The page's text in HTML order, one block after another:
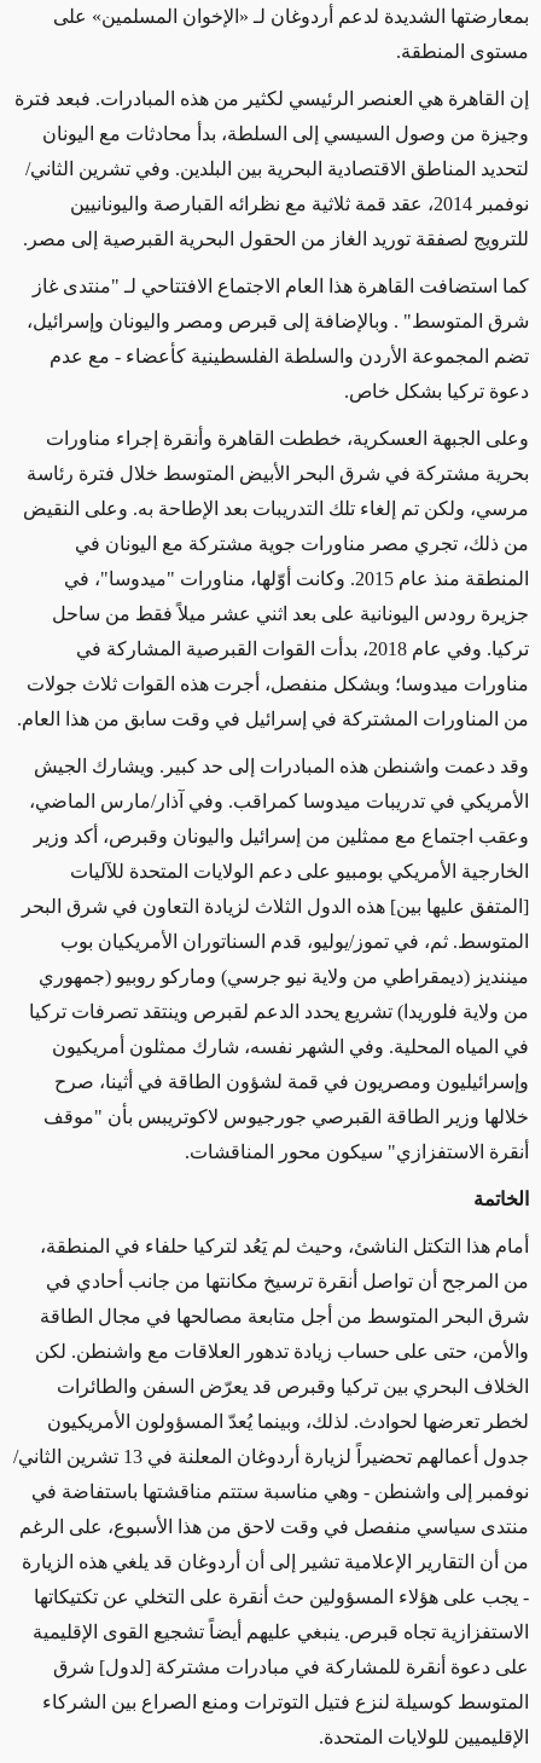
بمعارضتها الشديدة لدعم أردوغان لـ «الإخوان المسلمين» على
مستوى المنطقة.
إن القاهرة هي العنصر الرئيسي لكثير من هذه المبادرات. فبعد فترة
وجيزة من وصول السيسي إلى السلطة، بدأ محادثات مع اليونان
لتحديد المناطق الاقتصادية البحرية بين البلدين. وفي تشرين الثاني/
نوفمبر 2014، عقد قمة ثلاثية مع نظرائه القبارصة واليونانيين
للترويج لصفقة توريد الغاز من الحقول البحرية القبرصية إلى مصر.
كما استضافت القاهرة هذا العام الاجتماع الافتتاحي لـ "منتدى غاز
شرق المتوسط" ​​. وبالإضافة إلى قبرص ومصر واليونان وإسرائيل،
تضم المجموعة الأردن والسلطة الفلسطينية كأعضاء - مع عدم
دعوة تركيا بشكل خاص.
وعلى الجبهة العسكرية، خططت القاهرة وأنقرة إجراء مناورات
بحرية مشتركة في شرق البحر الأبيض المتوسط ​​خلال فترة رئاسة
مرسي، ولكن تم إلغاء تلك التدريبات بعد الإطاحة به. وعلى النقيض
من ذلك، تجري مصر مناورات جوية مشتركة مع اليونان في
المنطقة منذ عام 2015. وكانت أوّلها، مناورات "ميدوسا"، في
جزيرة رودس اليونانية على بعد اثني عشر ميلاً فقط من ساحل
تركيا. وفي عام 2018، بدأت القوات القبرصية المشاركة في
مناورات ميدوسا؛ وبشكل منفصل، أجرت هذه القوات ثلاث جولات
من المناورات المشتركة في إسرائيل في وقت سابق من هذا العام.
وقد دعمت واشنطن هذه المبادرات إلى حد كبير. ويشارك الجيش
الأمريكي في تدريبات ميدوسا كمراقب. وفي آذار/مارس الماضي،
وعقب اجتماع مع ممثلين من إسرائيل واليونان وقبرص، أكد وزير
الخارجية الأمريكي بومبيو على دعم الولايات المتحدة للآليات
[المتفق عليها بين] هذه الدول الثلاث لزيادة التعاون في شرق البحر
المتوسط. ثم، في تموز/يوليو، قدم السناتوران الأمريكيان بوب
ميننديز (ديمقراطي من ولاية نيو جرسي) وماركو روبيو (جمهوري
من ولاية فلوريدا) تشريع يحدد الدعم لقبرص وينتقد تصرفات تركيا
في المياه المحلية. وفي الشهر نفسه، شارك ممثلون أمريكيون
وإسرائيليون ومصريون في قمة لشؤون الطاقة في أثينا، صرح
خلالها وزير الطاقة القبرصي جورجيوس لاكوتريبس بأن "موقف
أنقرة الاستفزازي" سيكون محور المناقشات.
الخاتمة
أمام هذا التكتل الناشئ، وحيث لم يَعُد لتركيا حلفاء في المنطقة،
من المرجح أن تواصل أنقرة ترسيخ مكانتها من جانب أحادي في
شرق البحر المتوسط ​​من أجل متابعة مصالحها في مجال الطاقة
والأمن، حتى على حساب زيادة تدهور العلاقات مع واشنطن. لكن
الخلاف البحري بين تركيا وقبرص قد يعرّض السفن والطائرات
لخطر تعرضها لحوادث. لذلك، وبينما يُعدّ المسؤولون الأمريكيون
جدول أعمالهم تحضيراً لزيارة أردوغان المعلنة في 13 تشرين الثاني/
نوفمبر إلى واشنطن - وهي مناسبة ستتم مناقشتها باستفاضة في
منتدى سياسي منفصل في وقت لاحق من هذا الأسبوع، على الرغم
من أن التقارير الإعلامية تشير إلى أن أردوغان قد يلغي هذه الزيارة
- يجب على هؤلاء المسؤولين حث أنقرة على التخلي عن تكتيكاتها
الاستفزازية تجاه قبرص. ينبغي عليهم أيضاً تشجيع القوى الإقليمية
على دعوة أنقرة للمشاركة في مبادرات ​​مشتركة [لدول] شرق
المتوسط كوسيلة لنزع فتيل التوترات ومنع الصراع بين الشركاء
الإقليميين للولايات المتحدة.